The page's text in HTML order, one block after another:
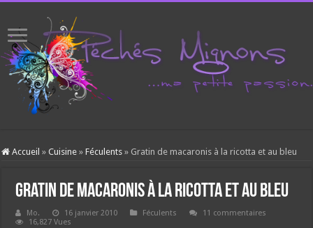
Accueil » Cuisine » Féculents » Gratin de macaronis à la ricotta et au bleu
Gratin de macaronis à la ricotta et au bleu
Mo. 16 janvier 2010 Féculents
11 commentaires
16,827 Vues